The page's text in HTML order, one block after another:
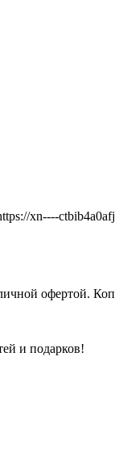
xn----
офертой.
и подарков!